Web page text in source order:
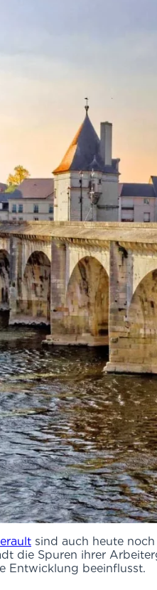
sind auch heute
die Spuren ihrer
Entwicklung beeinflusst.